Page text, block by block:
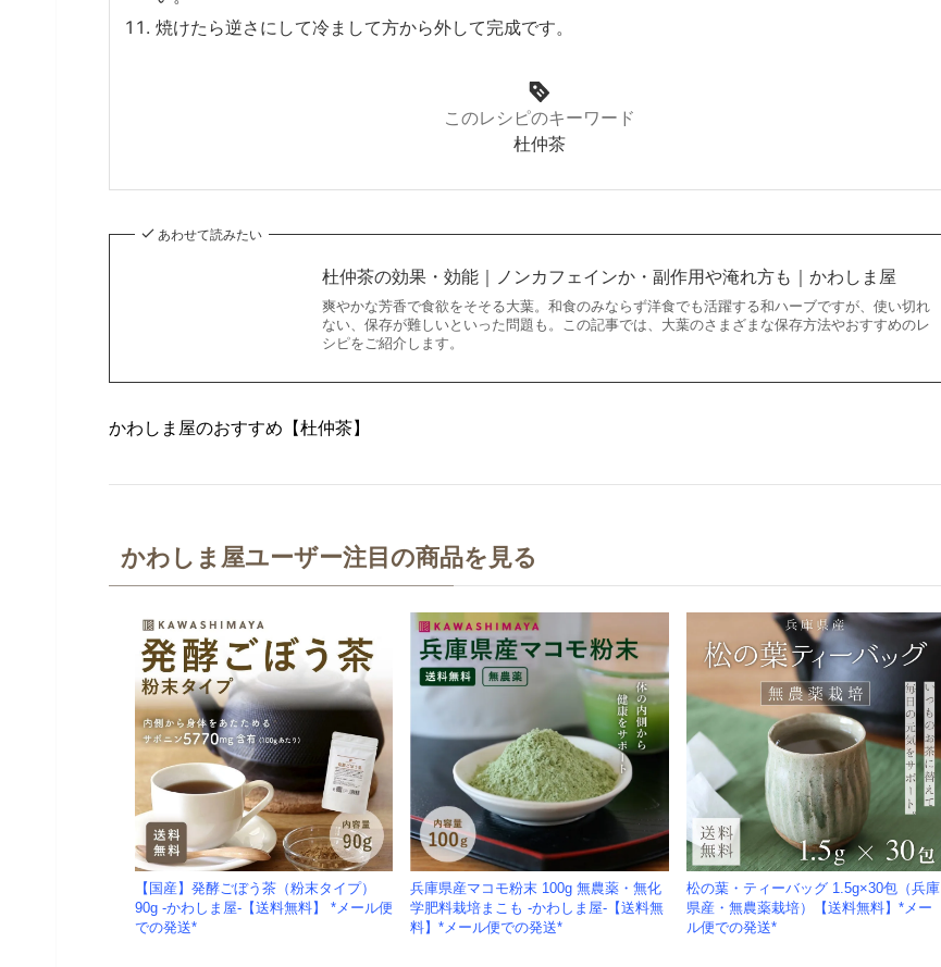
焼けたら逆さにして冷まして方から外して完成です。
このレシピのキーワード
杜仲茶
あわせて読みたい
杜仲茶の効果・効能｜ノンカフェインか・副作用や淹れ方も｜かわしま屋
爽やかな芳香で食欲をそそる大葉。和食のみならず洋食でも活躍する和ハーブですが、使い切れ
ない、保存が難しいといった問題も。この記事では、大葉のさまざまな保存方法やおすすめのレ
シピをご紹介します。
かわしま屋のおすすめ【杜仲茶】
かわしま屋ユーザー注目の商品を見る
【国産】発酵ごぼう茶（粉末タイプ）
90g -かわしま屋-【送料無料】 *メール便
での発送*
兵庫県産マコモ粉末 100g 無農薬・無化
学肥料栽培まこも -かわしま屋-【送料無
料】*メール便での発送*
松の葉・ティーバッグ 1.5g×30包（兵庫
県産・無農薬栽培）【送料無料】*メー
ル便での発送*